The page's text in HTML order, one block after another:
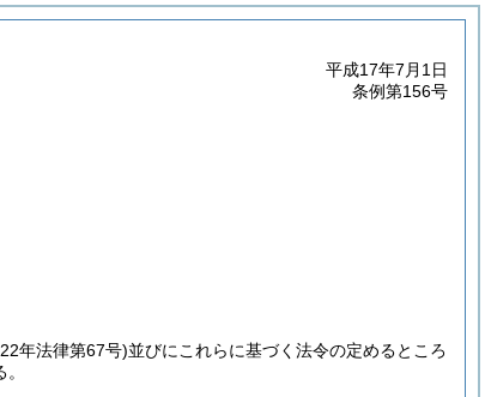
平成17年7月1日
条例第156号
年法律第67号)並びにこれらに基づく法令の定めるところ